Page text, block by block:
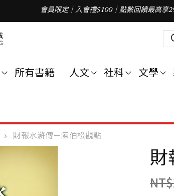
會員限定｜入會禮$100｜點數回饋最高享
搜
尋
字
所有書籍 人文 社科 文學
財報水滸傳－陳伯松觀點
NT$